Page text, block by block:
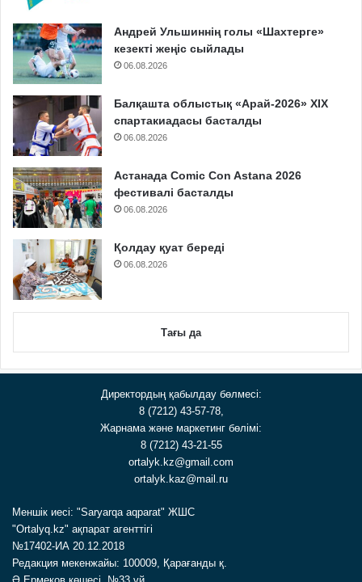
Андрей Ульшиннің голы «Шахтерге»
кезекті жеңіс сыйлады
06.08.2026
Балқашта облыстық «Арай-2026» XIX
спартакиадасы басталды
06.08.2026
Астанада Comic Con Astana 2026
фестивалі басталды
06.08.2026
Қолдау қуат береді
06.08.2026
Тағы да
Директордың қабылдау бөлмесі:
8 (7212) 43-57-78,
Жарнама және маркетинг бөлімі:
8 (7212) 43-21-55
ortalyk.kz@gmail.com
ortalyk.kaz@mail.ru
Меншік иесі: "Saryarqa aqparat" ЖШС
"Ortalyq.kz" ақпарат агенттігі
№17402-ИА 20.12.2018
Редакция мекенжайы: 100009, Қарағанды қ.